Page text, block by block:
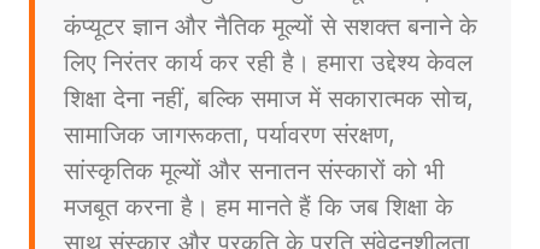
कंप्यूटर ज्ञान और नैतिक मूल्यों से सशक्त बनाने के
लिए निरंतर कार्य कर रही है। हमारा उद्देश्य केवल
शिक्षा देना नहीं, बल्कि समाज में सकारात्मक सोच,
सामाजिक जागरूकता, पर्यावरण संरक्षण,
सांस्कृतिक मूल्यों और सनातन संस्कारों को भी
मजबूत करना है। हम मानते हैं कि जब शिक्षा के
साथ संस्कार और प्रकृति के प्रति संवेदनशीलता